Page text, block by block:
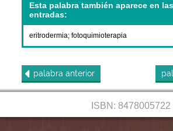
Esta palabra también aparece en
entradas:
eritrodermia;fotoquimioterapia
palabra anterior
ISBN: 8478005722